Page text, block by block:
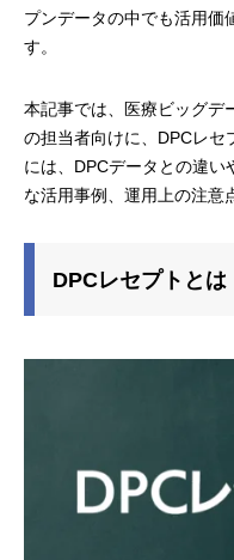
プンデータの中でも活用価
す。
本記事では、医療ビッグデ
の担当者向けに、DPCレセ
には、DPCデータとの違い
な活用事例、運用上の注意
DPCレセプトとは